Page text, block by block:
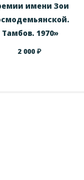
имени Зои
Тамбов. 1970»
2 000₽